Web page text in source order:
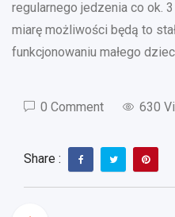
regularnego jedzenia co ok.
miarę możliwości będą to
funkcjonowaniu małego
0 Comment 630
Share :